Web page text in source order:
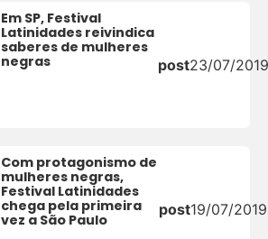
Em SP, Festival
Latinidades reivindica
saberes de mulheres
negras
post23/07/2019
Com protagonismo de
mulheres negras,
Festival Latinidades
chega pela primeira
vez a São Paulo
post19/07/2019